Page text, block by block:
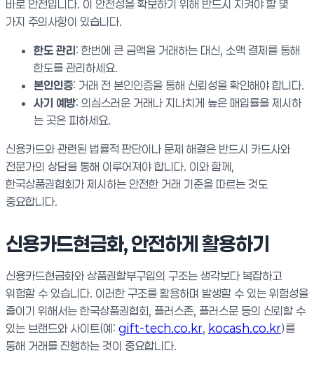
바로 안전입니다. 이 안전성을 확보하기 위해 반드시 지켜야 할 몇
가지 주의사항이 있습니다.
한도 관리: 한번에 큰 금액을 거래하는 대신, 소액 결제를 통해
한도를 관리하세요.
본인인증: 거래 전 본인인증을 통해 신뢰성을 확인해야 합니다.
사기 예방: 의심스러운 거래나 지나치게 높은 매입률을 제시하
는 곳은 피하세요.
신용카드와 관련된 법률적 판단이나 문제 해결은 반드시 카드사와
전문가의 상담을 통해 이루어져야 합니다. 이와 함께,
한국상품권협회가 제시하는 안전한 거래 기준을 따르는 것도
중요합니다.
신용카드현금화, 안전하게 활용하기
신용카드현금화와 상품권할부구입의 구조는 생각보다 복잡하고
위험할 수 있습니다. 이러한 구조를 활용하며 발생할 수 있는 위험성을
줄이기 위해서는 한국상품권협회, 플러스존, 플러스문 등의 신뢰할 수
있는 브랜드와 사이트(예: gift-tech.co.kr, kocash.co.kr)를
통해 거래를 진행하는 것이 중요합니다.